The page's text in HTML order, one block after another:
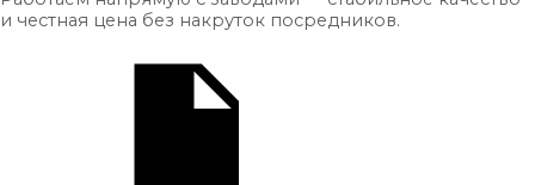
и честная цена без накруток посредников.